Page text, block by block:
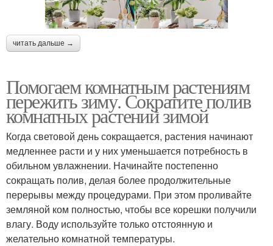
читать дальше →
Помогаем комнатным растениям
пережить зиму. Сократите полив
комнатных растений зимой
Когда световой день сокращается, растения начинают
медленнее расти и у них уменьшается потребность в
обильном увлажнении. Начинайте постепенно
сокращать полив, делая более продолжительные
перерывы между процедурами. При этом проливайте
земляной ком полностью, чтобы все корешки получили
влагу. Воду используйте только отстоянную и
желательно комнатной температуры.